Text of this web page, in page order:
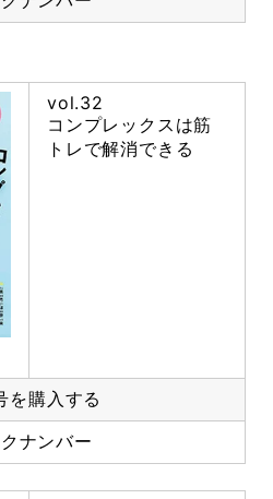
vol.32
コンプレックスは筋
トレで解消できる
を購入する
ナンバー